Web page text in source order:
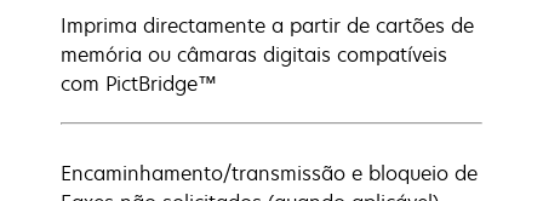
Imprima directamente a partir de cartões de
memória ou câmaras digitais compatíveis
com PictBridge™
Encaminhamento/transmissão e bloqueio de